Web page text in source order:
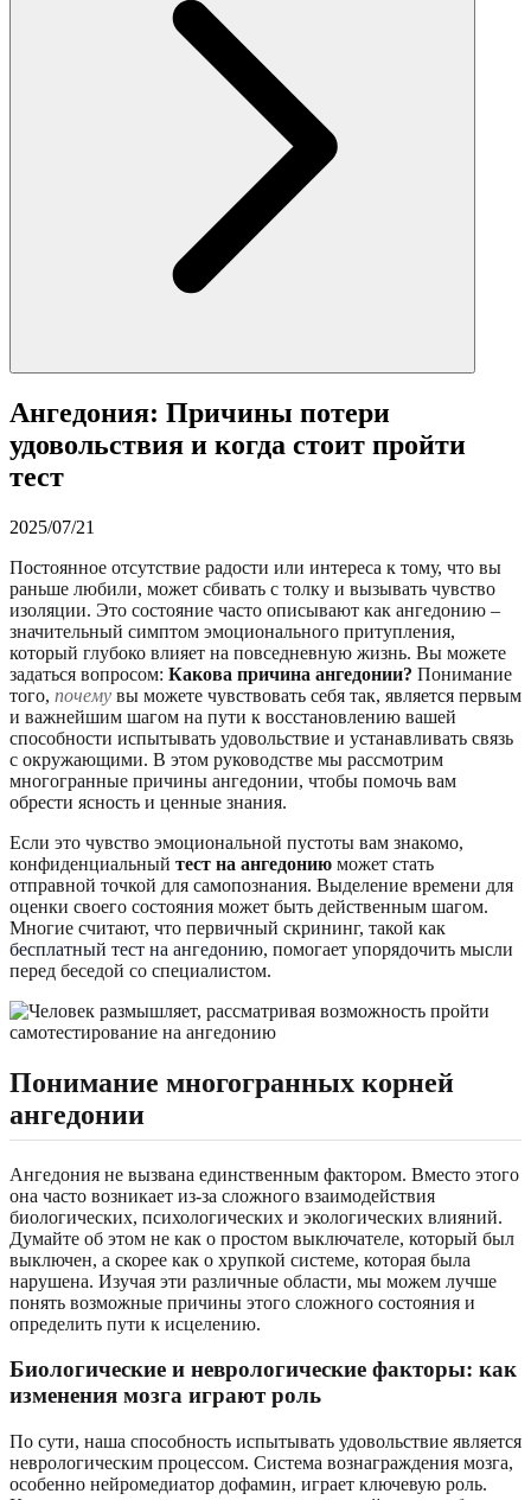
Ангедония: Причины потери
удовольствия и когда стоит пройти
тест
2025/07/21
Постоянное отсутствие радости или интереса к тому, что вы
раньше любили, может сбивать с толку и вызывать чувство
изоляции. Это состояние часто описывают как ангедонию –
значительный симптом эмоционального притупления,
который глубоко влияет на повседневную жизнь. Вы можете
задаться вопросом: Какова причина ангедонии? Понимание
того, почему вы можете чувствовать себя так, является первым
и важнейшим шагом на пути к восстановлению вашей
способности испытывать удовольствие и устанавливать связь
с окружающими. В этом руководстве мы рассмотрим
многогранные причины ангедонии, чтобы помочь вам
обрести ясность и ценные знания.
Если это чувство эмоциональной пустоты вам знакомо,
конфиденциальный тест на ангедонию может стать
отправной точкой для самопознания. Выделение времени для
оценки своего состояния может быть действенным шагом.
Многие считают, что первичный скрининг, такой как
бесплатный тест на ангедонию, помогает упорядочить мысли
перед беседой со специалистом.
Понимание многогранных корней
ангедонии
Ангедония не вызвана единственным фактором. Вместо этого
она часто возникает из-за сложного взаимодействия
биологических, психологических и экологических влияний.
Думайте об этом не как о простом выключателе, который был
выключен, а скорее как о хрупкой системе, которая была
нарушена. Изучая эти различные области, мы можем лучше
понять возможные причины этого сложного состояния и
определить пути к исцелению.
Биологические и неврологические факторы: как
изменения мозга играют роль
По сути, наша способность испытывать удовольствие является
неврологическим процессом. Система вознаграждения мозга,
особенно нейромедиатор дофамин, играет ключевую роль.